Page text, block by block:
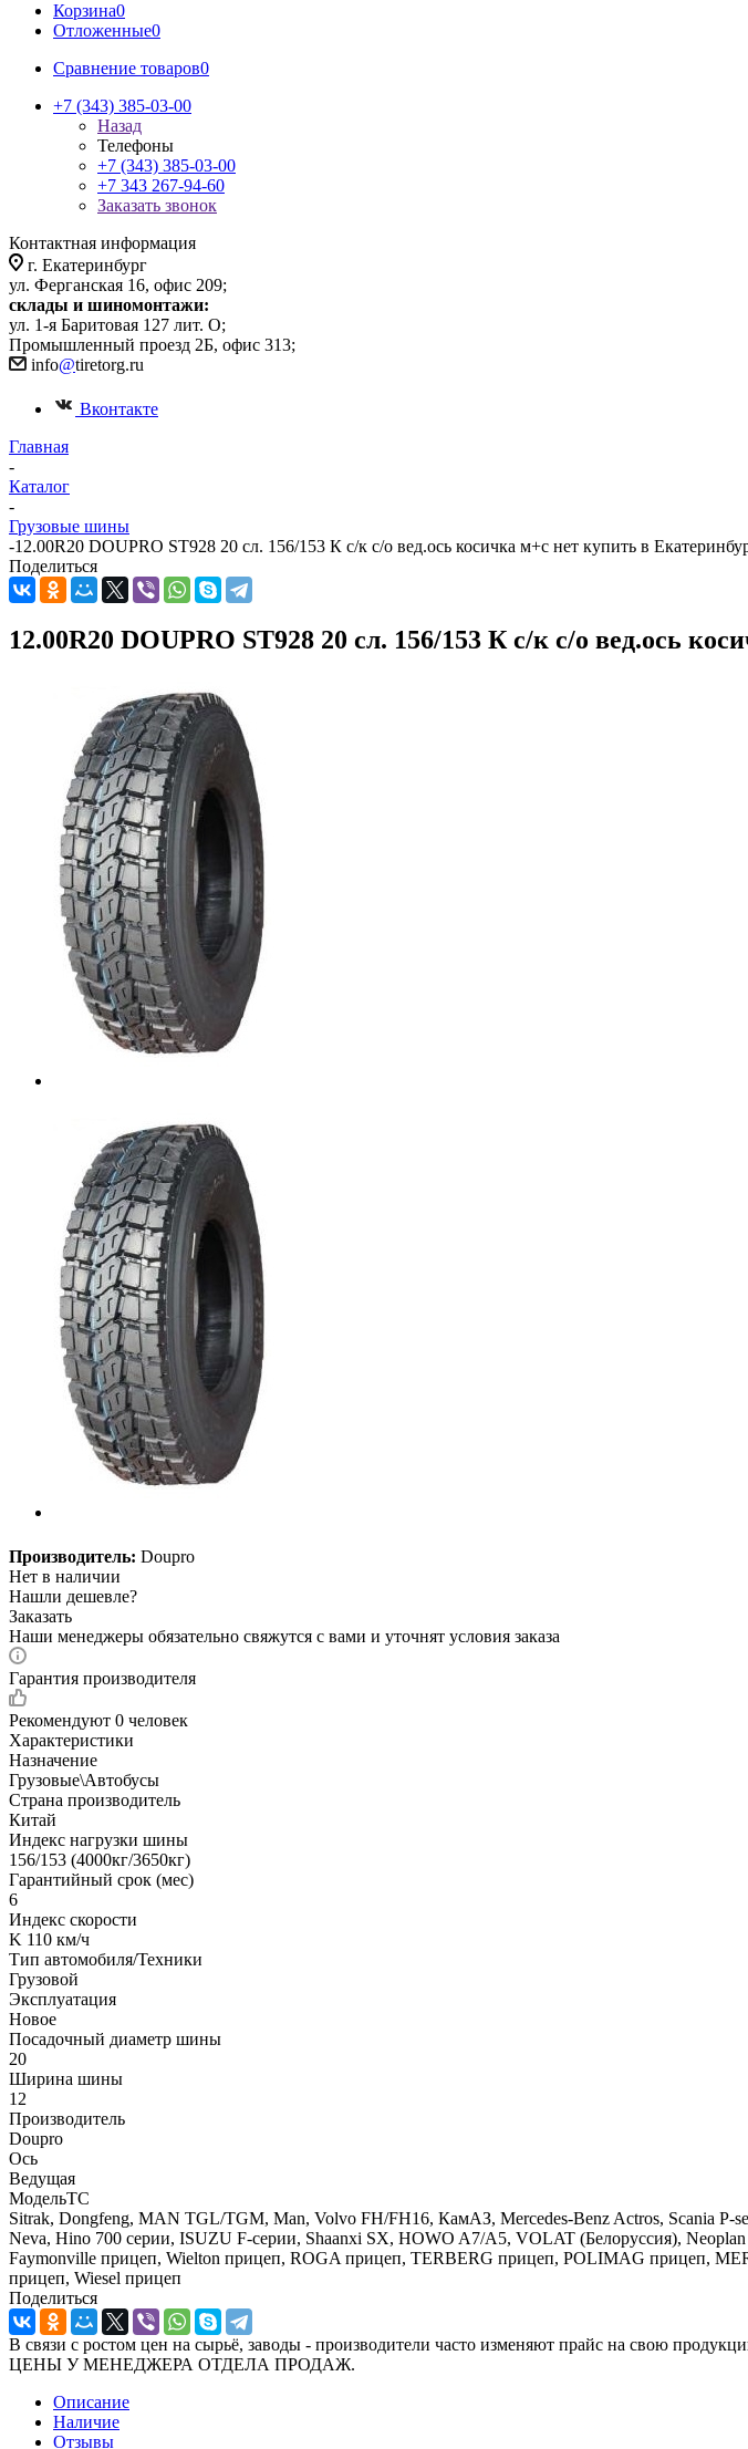
Корзина0
Отложенные0
Сравнение товаров0
+7 (343) 385-03-00
Назад
Телефоны
+7 (343) 385-03-00
+7 343 267-94-60
Заказать звонок
Контактная информация
г. Екатеринбург
ул. Ферганская 16, офис 209;
склады и шиномонтажи:
ул. 1-я Баритовая 127 лит. О;
Промышленный проезд 2Б, офис 313;
info@tiretorg.ru
Вконтакте
Главная
-
Каталог
-
Грузовые шины
-12.00R20 DOUPRO SТ928 20 сл. 156/153 К с/к с/о вед.ось косичка м+с нет купить в
Поделиться
12.00R20 DOUPRO SТ928 20 сл. 156/153 К с/к с/о вед.ось
Производитель: Doupro
Нет в наличии
Нашли дешевле?
Заказать
Наши менеджеры обязательно свяжутся с вами и уточнят условия заказа
Гарантия производителя
Рекомендуют 0 человек
Характеристики
Назначение
Грузовые\Автобусы
Страна производитель
Китай
Индекс нагрузки шины
156/153 (4000кг/3650кг)
Гарантийный срок (мес)
6
Индекс скорости
K 110 км/ч
Тип автомобиля/Техники
Грузовой
Эксплуатация
Новое
Посадочный диаметр шины
20
Ширина шины
12
Производитель
Doupro
Ось
Ведущая
МодельТС
Sitrak, Dongfeng, MAN TGL/TGM, Man, Volvo FH/FH16, КамАЗ, Mercedes-Benz Actros, Scania
Neva, Hino 700 серии, ISUZU F-серии, Shaanxi SX, HOWO A7/A5, VOLAT (Белоруссия),
Faymonville прицеп, Wielton прицеп, ROGA прицеп, TERBERG прицеп, POLIMAG прицеп,
прицеп, Wiesel прицеп
Поделиться
В связи с ростом цен на сырьё, заводы - производители часто изменяют прайс на
ЦЕНЫ У МЕНЕДЖЕРА ОТДЕЛА ПРОДАЖ.
Описание
Наличие
Отзывы